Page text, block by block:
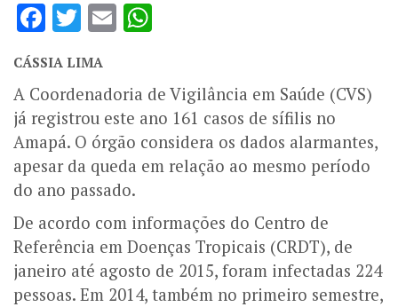
Facebook
Twitter
Email
CÁSSIA LIMA
A Coordenadoria de Vigilância em Saúde (CVS)
já registrou este ano 161 casos de sífilis no
Amapá. O órgão considera os dados alarmantes,
apesar da queda em relação ao mesmo período
do ano passado.
De acordo com informações do Centro de
Referência em Doenças Tropicais (CRDT), de
janeiro até agosto de 2015, foram infectadas 224
pessoas. Em 2014, também no primeiro semestre,